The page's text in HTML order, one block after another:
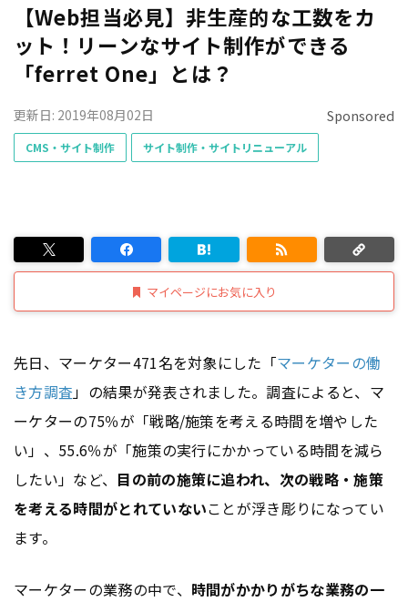
【Web担当必見】非生産的な工数をカ
ット！リーンなサイト制作ができる
「ferret One」とは？
Sponsored
更新日: 2019年08月02日
CMS・サイト制作 サイト制作・サイトリニューアル
マイページにお気に入り
先日、マーケター471名を対象にした「マーケターの働
き方調査」の結果が発表されました。調査によると、マ
ーケターの75％が「戦略/施策を考える時間を増やした
い」、55.6％が「施策の実行にかかっている時間を減ら
したい」など、 目の前の施策に追われ、次の戦略・施策
を考える時間がとれていないことが浮き彫りになってい
ます。
マーケターの業務の中で、 時間がかかりがちな業務の一